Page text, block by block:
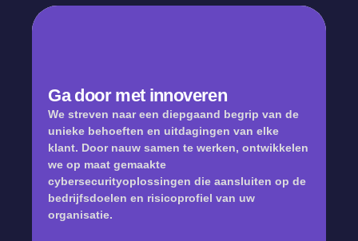
Continue innovatie
Ga door met innoveren
We streven naar een diepgaand begrip van de
unieke behoeften en uitdagingen van elke
klant. Door nauw samen te werken, ontwikkelen
we op maat gemaakte
cybersecurityoplossingen die aansluiten op de
bedrijfsdoelen en risicoprofiel van uw
organisatie.